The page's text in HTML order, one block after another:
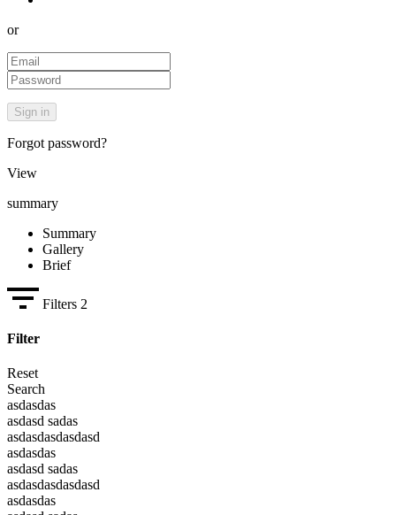
or
Forgot password?
View
summary
Summary
Gallery
Brief
Filters 2
Filter
Reset
Search
asdasdas
asdasd sadas
asdasdasdasdasd
asdasdas
asdasd sadas
asdasdasdasdasd
asdasdas